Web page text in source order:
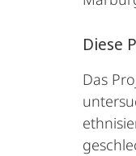
Diese
Das